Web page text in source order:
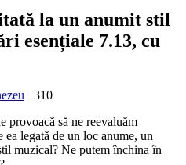
la un anumit stil
esențiale 7.13, cu
310
provoacă să ne reevaluăm
legată de un loc anume, un
muzical? Ne putem închina în